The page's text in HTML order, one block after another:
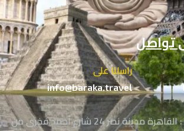
تواصل
راسلنا على
info@baraka.travel
المركز الرئيسي : القاهرة مدينة نصر 24 شارع أحمد فخرى من